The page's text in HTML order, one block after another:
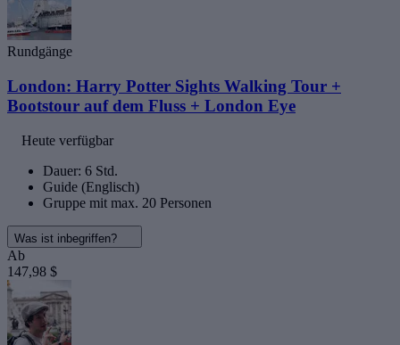
Rundgänge
London: Harry Potter Sights Walking Tour +
Bootstour auf dem Fluss + London Eye
Heute verfügbar
Dauer: 6 Std.
Guide (Englisch)
Gruppe mit max. 20 Personen
Was ist inbegriffen?
Ab
147,98 $